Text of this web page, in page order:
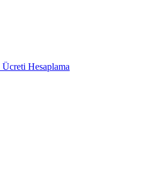
Hesaplama